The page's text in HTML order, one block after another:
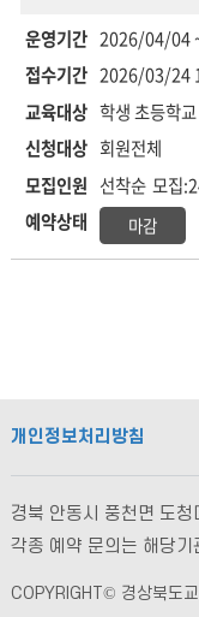
운영기간 2026/04/04
접수기간 2026/03/24
교육대상 학생초등학
신청대상 회원전체
모집인원 선착순 모집
예약상태
마감
개인정보처리방침
경북 안동시 풍천면 도
각종 예약 문의는 해당
COPYRIGHT© 경상북도